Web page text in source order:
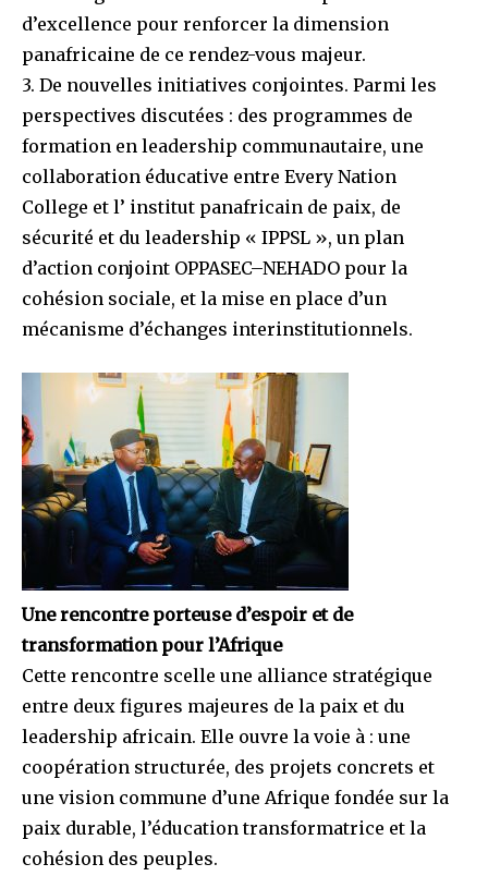
d’excellence pour renforcer la dimension
panafricaine de ce rendez-vous majeur.
3. De nouvelles initiatives conjointes. Parmi les
perspectives discutées : des programmes de
formation en leadership communautaire, une
collaboration éducative entre Every Nation
College et l’ institut panafricain de paix, de
sécurité et du leadership « IPPSL », un plan
d’action conjoint OPPASEC–NEHADO pour la
cohésion sociale, et la mise en place d’un
mécanisme d’échanges interinstitutionnels.
Une rencontre porteuse d’espoir et de
transformation pour l’Afrique
Cette rencontre scelle une alliance stratégique
entre deux figures majeures de la paix et du
leadership africain. Elle ouvre la voie à : une
coopération structurée, des projets concrets et
une vision commune d’une Afrique fondée sur la
paix durable, l’éducation transformatrice et la
cohésion des peuples.